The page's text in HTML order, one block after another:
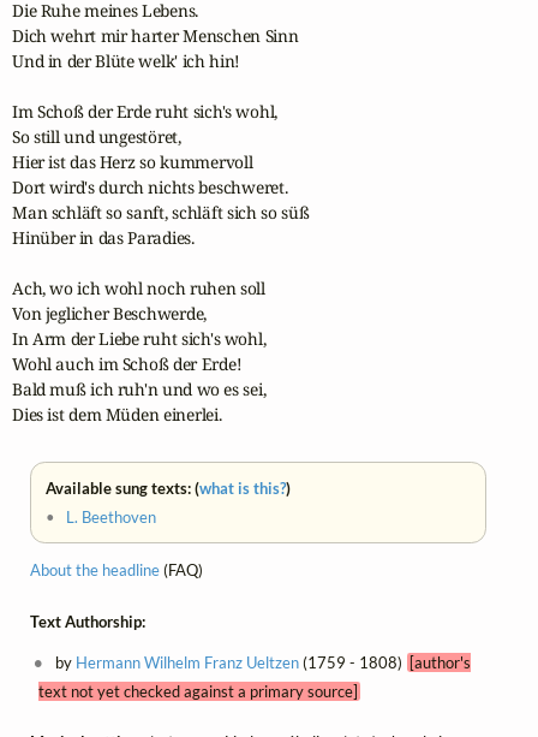
Die Ruhe meines Lebens.
Dich wehrt mir harter Menschen Sinn
Und in der Blüte welk' ich hin!
Im Schoß der Erde ruht sich's wohl,
So still und ungestöret,
Hier ist das Herz so kummervoll
Dort wird's durch nichts beschweret.
Man schläft so sanft, schläft sich so süß
Hinüber in das Paradies.
Ach, wo ich wohl noch ruhen soll
Von jeglicher Beschwerde,
In Arm der Liebe ruht sich's wohl,
Wohl auch im Schoß der Erde!
Bald muß ich ruh'n und wo es sei,
Dies ist dem Müden einerlei.
Available sung texts: (what is this?)
• L. Beethoven
About the headline(FAQ)
Text Authorship:
by Hermann Wilhelm Franz Ueltzen(1759 - 1808)[author's
text not yet checked against a primary source]